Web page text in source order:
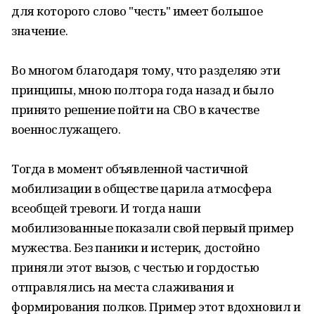
для которого слово "честь" имеет большое
значение.
Во многом благодаря тому, что разделяю эти
принципы, мною полтора года назад и было
принято решение пойти на СВО в качестве
военнослужащего.
Тогда в момент объявленной частичной
мобилизации в обществе царила атмосфера
всеобщей тревоги. И тогда наши
мобилизованные показали свой первый пример
мужества. Без паники и истерик, достойно
приняли этот вызов, с честью и гордостью
отправлялись на места слаживания и
формирования полков. Пример этот вдохновил и